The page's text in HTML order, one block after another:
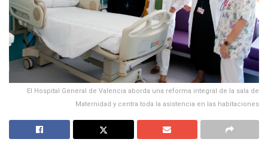
El Hospital General de Valencia aborda una reforma integral de la sala de
Maternidad y centra toda la asistencia en las habitaciones